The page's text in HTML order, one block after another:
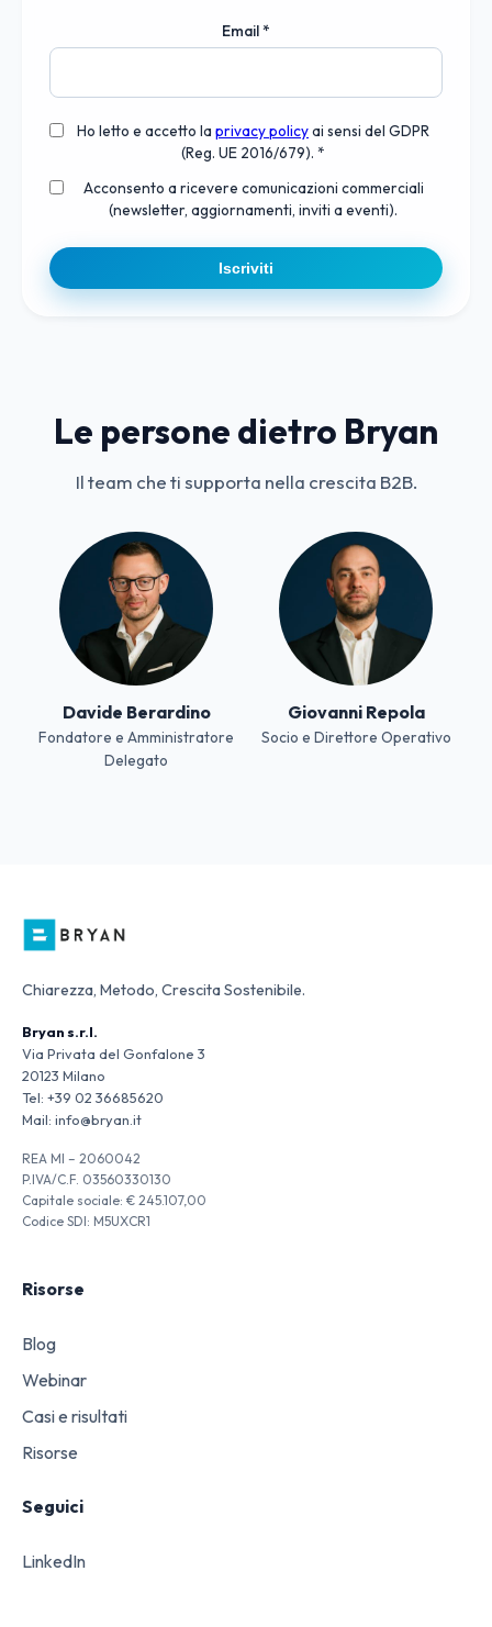
Email*
Ho letto e accetto la privacy policyai sensi del GDPR
(Reg. UE 2016/679). *
Acconsento a ricevere comunicazioni commerciali
(newsletter, aggiornamenti, inviti a eventi).
Iscriviti
Le persone dietro Bryan
Il team che ti supporta nella crescita B2B.
Davide Berardino
Fondatore e Amministratore
Delegato
Giovanni Repola
Socio e Direttore Operativo
Chiarezza, Metodo, Crescita Sostenibile.
Bryan s.r.l.
Via Privata del Gonfalone 3
20123 Milano
Tel: +39 02 36685620
Mail: info@bryan.it
REA MI – 2060042
P.IVA/C.F. 03560330130
Capitale sociale: € 245.107,00
Codice SDI: M5UXCR1
Risorse
Blog
Webinar
Casi e risultati
Risorse
Seguici
LinkedIn